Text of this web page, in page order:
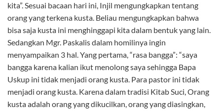
kita”. Sesuai bacaan hari ini, Injil mengungkapkan tentang
orang yang terkena kusta. Beliau mengungkapkan bahwa
bisa saja kusta ini menghinggapi kita dalam bentuk yang lain.
Sedangkan Mgr. Paskalis dalam homilinya ingin
menyampaikan 3 hal. Yang pertama, “rasa bangga”: “saya
bangga karena kalian ikut menolong saya sehingga Bapa
Uskup ini tidak menjadi orang kusta. Para pastor ini tidak
menjadi orang kusta. Karena dalam tradisi Kitab Suci, Orang
kusta adalah orang yang dikucilkan, orang yang diasingkan,